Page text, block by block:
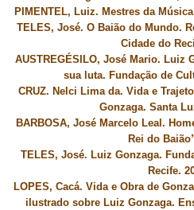
PIMENTEL, Luiz. Mestres da
TELES, José. O Baião do Mundo.
Cidade do
AUSTREGÉSILO, José Mario. Luiz
sua luta. Fundação de
CRUZ. Nelci Lima da. Vida e
Gonzaga. Santa
BARBOSA, José Marcelo Leal.
Rei do
TELES, José. Luiz Gonzaga.
Recife.
LOPES, Cacá. Vida e Obra de
ilustrado sobre Luiz Gonzaga.